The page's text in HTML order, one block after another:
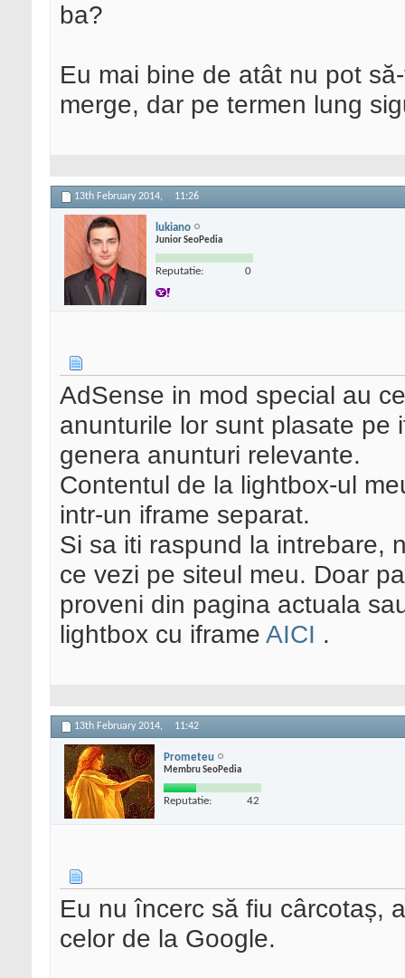
ba?
Eu mai bine de atât nu pot
merge, dar pe termen lung
13th February 2014, 11:26
lukiano
Junior SeoPedia
Reputatie: 0
AdSense in mod special au
anunturile lor sunt plasate pe
genera anunturi relevante.
Contentul de la lightbox-ul
intr-un iframe separat.
Si sa iti raspund la intrebare,
ce vezi pe siteul meu. Doar
proveni din pagina actuala
lightbox cu iframe AICI .
13th February 2014, 11:42
Prometeu
Membru SeoPedia
Reputatie: 42
Eu nu încerc să fiu cârcotaș,
celor de la Google.